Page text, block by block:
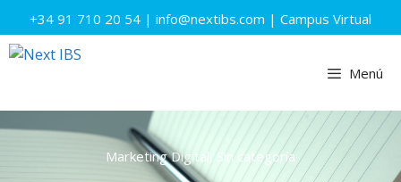
+34 91 710 20 54 | info@nextibs.com | Campus Virtual
Menú
Marketing Digital Sin categoría